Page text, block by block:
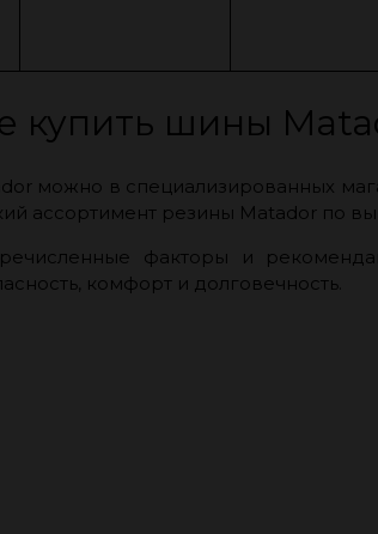
купить шины
можно в специализированных
ассортимент резины Matador по
факторы и
комфорт и долговечность.